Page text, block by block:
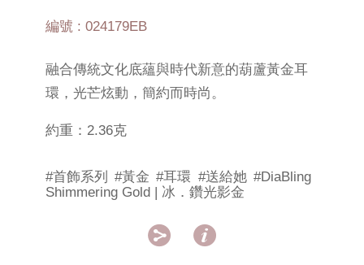
編號 : 024179EB
融合傳統文化底蘊與時代新意的葫蘆黃金耳
環，光芒炫動，簡約而時尚。
約重：2.36克
#首飾系列 #黃金 #耳環 #送給她 #DiaBling
Shimmering Gold | 冰．鑽光影金
 